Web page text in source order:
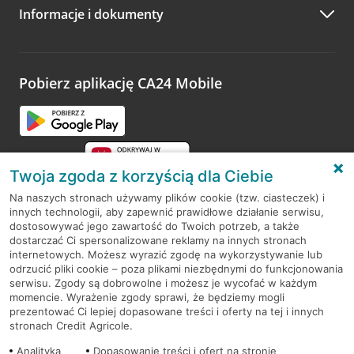
Zachęcamy do podzielenia się z nami opinią o wizycie.
opinie.
Informacje i dokumenty
Pobierz aplikację CA24 Mobile
RODO
Regulamin serwisu
Mapa serwisu
PolitykaCookies
Twoja zgoda z korzyścią dla Ciebie
Na naszych stronach używamy plików cookie (tzw. ciasteczek) i
innych technologii, aby zapewnić prawidłowe działanie serwisu,
dostosowywać jego zawartość do Twoich potrzeb, a także
dostarczać Ci spersonalizowane reklamy na innych stronach
internetowych. Możesz wyrazić zgodę na wykorzystywanie lub
odrzucić pliki cookie – poza plikami niezbędnymi do funkcjonowania
serwisu. Zgody są dobrowolne i możesz je wycofać w każdym
momencie. Wyrażenie zgody sprawi, że będziemy mogli
prezentować Ci lepiej dopasowane treści i oferty na tej i innych
stronach Credit Agricole.
Analityka
Dopasowanie treści i ofert na stronie